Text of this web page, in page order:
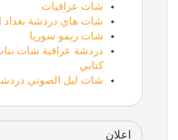
شات عراقيات
شات هاي دردشة بغداد
شات ريمو سوريا
دردشة عراقية شات
كتابي
شات ليل الصوتي
اعلان